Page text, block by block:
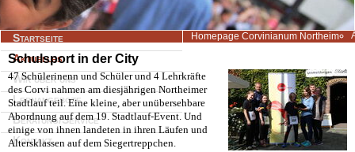
Navigation
überspringen
Startseite
Aktuelles
Wir über uns
Lernangebote
Beratung/Service
Kontakt
Homepage Corvinianum Northeim
Schulsport in der City
47 Schülerinenn und Schüler und 4 Lehrkräfte
des Corvi nahmen am diesjährigen Northeimer
Stadtlauf teil. Eine kleine, aber unübersehbare
Abordnung auf dem 19. Stadtlauf-Event. Und
einige von ihnen landeten in ihren Läufen und
Altersklassen auf dem Siegertreppchen.